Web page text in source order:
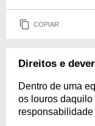
COPIAR
Direitos e
Dentro de uma
os louros daquilo